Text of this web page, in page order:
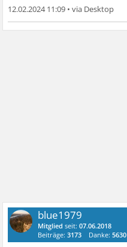
12.02.2024 11:09 •
blue1979
Mitglied seit:07.06.2018
Beiträge:3173 Danke:5630